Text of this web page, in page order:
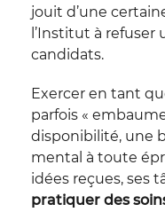
jouit d’une
l’Institut à
candidats.
Exercer en tant
parfois «
disponibilité, une
mental à toute
idées reçues, ses
pratiquer des